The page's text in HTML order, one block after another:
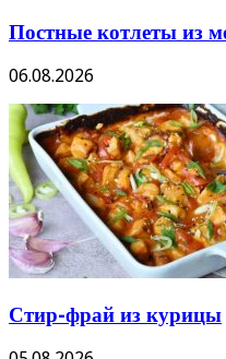
Постные котлеты из
06.08.2026
Стир-фрай из курицы